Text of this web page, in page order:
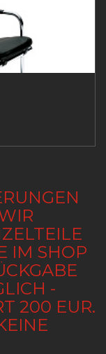
IM SHOP
-
200 EUR.